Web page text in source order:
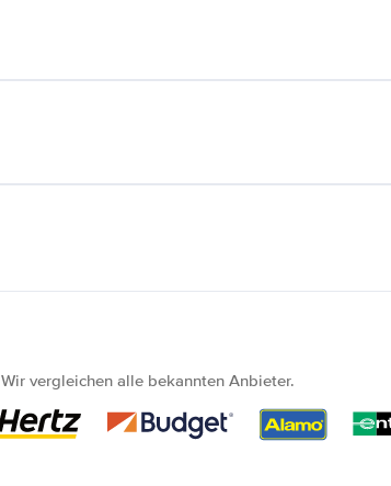
Wir vergleichen alle bekannten Anbieter.